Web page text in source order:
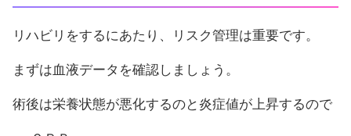
リハビリをするにあたり、リスク管理は重要です。
まずは血液データを確認しましょう。
術後は栄養状態が悪化するのと炎症値が上昇するので